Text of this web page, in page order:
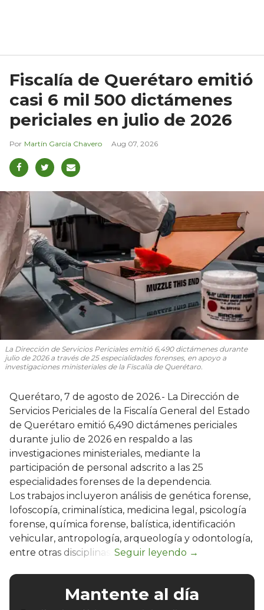
Fiscalía de Querétaro emitió
casi 6 mil 500 dictámenes
periciales en julio de 2026
Martín García Chavero Aug 07, 2026
La Dirección de Servicios Periciales emitió 6,490 dictámenes durante
julio de 2026 a través de 25 especialidades forenses, en apoyo a
investigaciones ministeriales de la Fiscalía de Querétaro.
Querétaro, 7 de agosto de 2026.- La Dirección de
Servicios Periciales de la Fiscalía General del Estado
de Querétaro emitió 6,490 dictámenes periciales
durante julio de 2026 en respaldo a las
investigaciones ministeriales, mediante la
participación de personal adscrito a las 25
especialidades forenses de la dependencia.
Los trabajos incluyeron análisis de genética forense,
lofoscopía, criminalística, medicina legal, psicología
forense, química forense, balística, identificación
vehicular, antropología, arqueología y odontología,
entre otras disciplinas.
Mantente al día